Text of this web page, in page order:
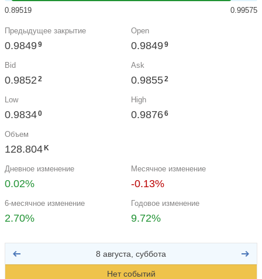
0.89519 0.99575
Предыдущее закрытие
0.98499
Open
0.98499
Bid
0.9852 2
Ask
0.98552
Low
0.98340
High
0.98766
Объем
128.804 K
Дневное изменение
0.02%
Месячное изменение
-0.13%
6-месячное изменение
2.70%
Годовое изменение
9.72%
8 августа, суббота
Нет событий